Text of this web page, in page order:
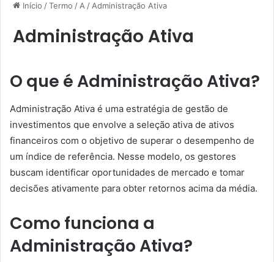
Início /Termo / A / Administração Ativa
Administração Ativa
O que é Administração Ativa?
Administração Ativa é uma estratégia de gestão de
investimentos que envolve a seleção ativa de ativos
financeiros com o objetivo de superar o desempenho de
um índice de referência. Nesse modelo, os gestores
buscam identificar oportunidades de mercado e tomar
decisões ativamente para obter retornos acima da média.
Como funciona a
Administração Ativa?